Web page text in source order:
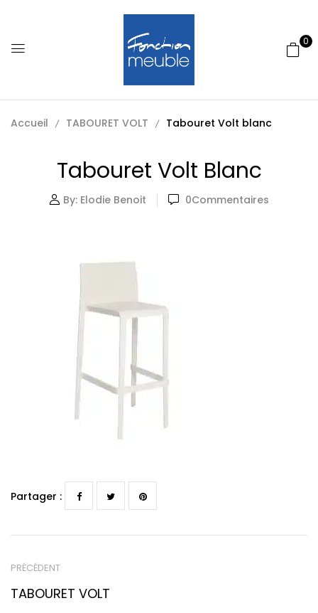
0
Accueil TABOURET VOLT Tabouret Volt blanc
Tabouret Volt Blanc
By: Elodie Benoit 0Commentaires
Partager :
PRÉCÉDENT
TABOURET VOLT